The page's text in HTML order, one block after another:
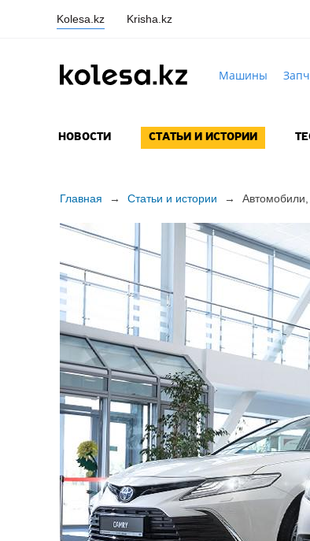
Kolesa.kz Krisha.kz
Машины
НОВОСТИ СТАТЬИ И ИСТОРИИ
Главная → Статьи и истории → Автомобили,